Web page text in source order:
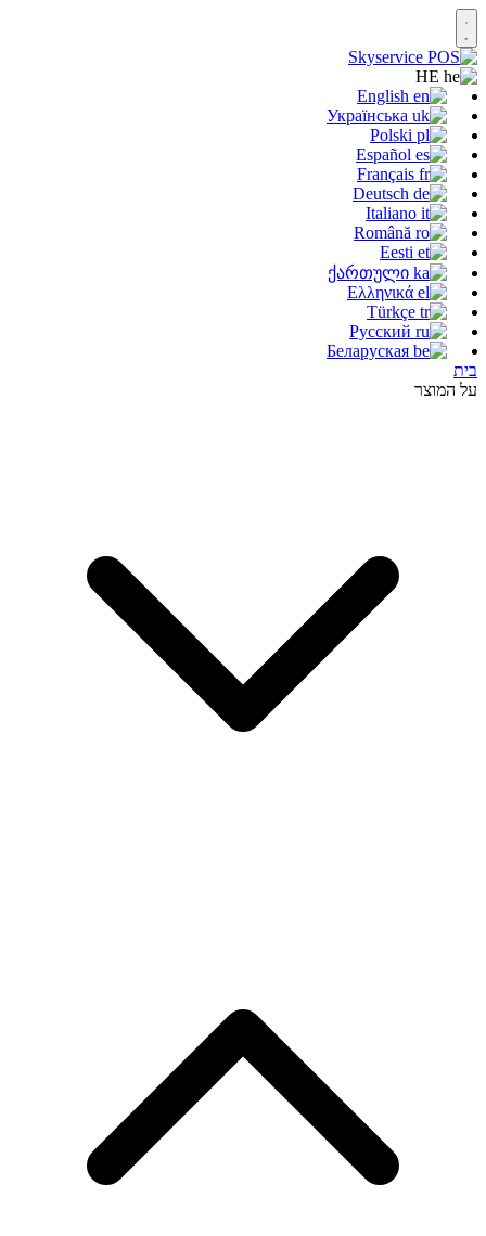
English
Українська
Polski
Español
Français
Deutsch
Italiano
Română
Eesti
ქართული
Ελληνικά
Türkçe
Русский
Беларуская
בית
על המוצר